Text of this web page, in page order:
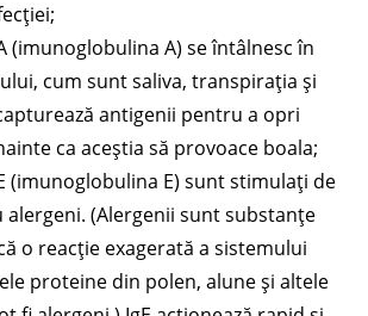
(imunoglobulina A) se întâlnesc în
cum sunt saliva, transpirația și
antigenii pentru a opri
ca aceștia să provoace boala;
(imunoglobulina E) sunt stimulați de
alergeni. (Alergenii sunt substanțe
o reacție exagerată a sistemului
proteine din polen, alune și altele